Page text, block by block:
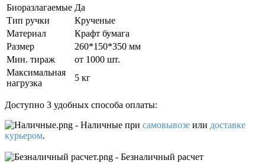
Биоразлагаемые Да
Тип ручки
Крученые
Материал
Крафт бумага
Размер
260*150*350 мм
Мин. тираж
от 1000 шт.
Максимальная
нагрузка
5 кг
Доступно 3 удобных способа оплаты:
- Наличные при самовывозе или доставке
курьером.
- Безналичный расчет